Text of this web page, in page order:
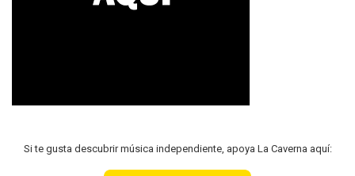
Si te gusta descubrir música independiente, apoya La Caverna aquí: